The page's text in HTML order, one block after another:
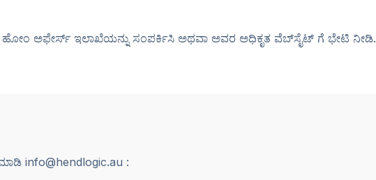
ಅಫೇರ್ಸ್ ಇಲಾಖೆಯನ್ನು ಸಂಪರ್ಕಿಸಿ ಅಥವಾ ಅವರ ಅಧಿಕೃತ ವೆಬ್‌ಸೈಟ್ ಗೆ ಭೇಟಿ ನೀಡಿ.
info@hendlogic.au :